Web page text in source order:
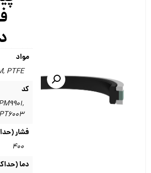
مواد
, PTFE
کد
,
PT6003
فشار
۴۰۰
دما